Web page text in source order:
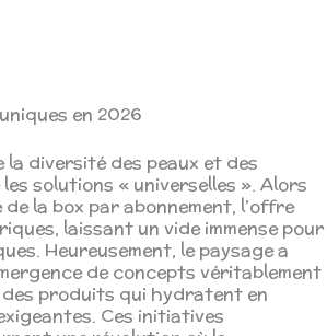
en 2026
la diversité des peaux et des
solutions « universelles ». Alors
la box par abonnement, l’offre
laissant un vide immense pour
Heureusement, le paysage a
de concepts véritablement
produits qui hydratent en
Ces initiatives